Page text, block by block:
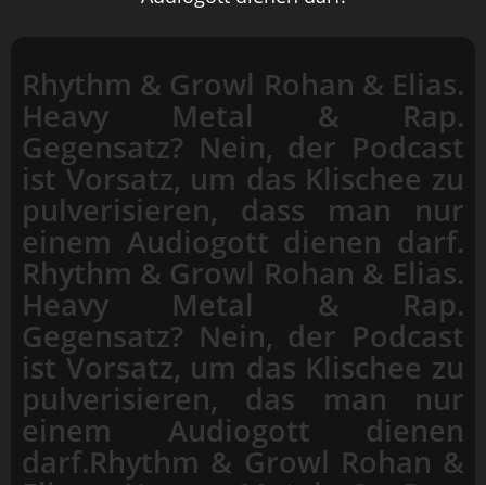
Rhythm & Growl Rohan & Elias.
Heavy Metal & Rap.
Gegensatz? Nein, der Podcast
ist Vorsatz, um das Klischee zu
pulverisieren, dass man nur
einem Audiogott dienen darf.
Rhythm & Growl Rohan & Elias.
Heavy Metal & Rap.
Gegensatz? Nein, der Podcast
ist Vorsatz, um das Klischee zu
pulverisieren, das man nur
einem Audiogott dienen
darf.Rhythm & Growl Rohan &